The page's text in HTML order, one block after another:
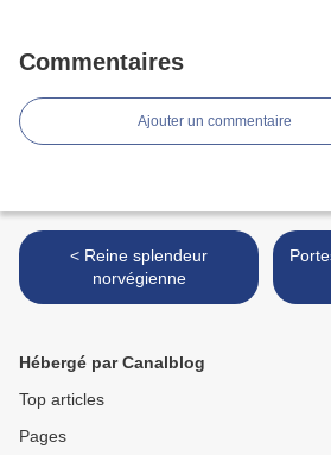
Commentaires
Ajouter un commentaire
< Reine splendeur
norvégienne
Hébergé par Canalblog
Top articles
Pages